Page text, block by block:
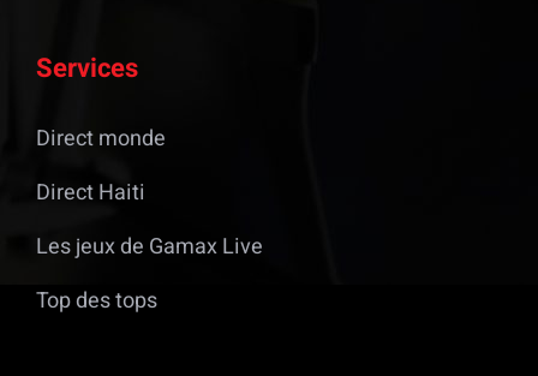
Services
Direct monde
Direct Haiti
Les jeux de Gamax Live
Top des tops